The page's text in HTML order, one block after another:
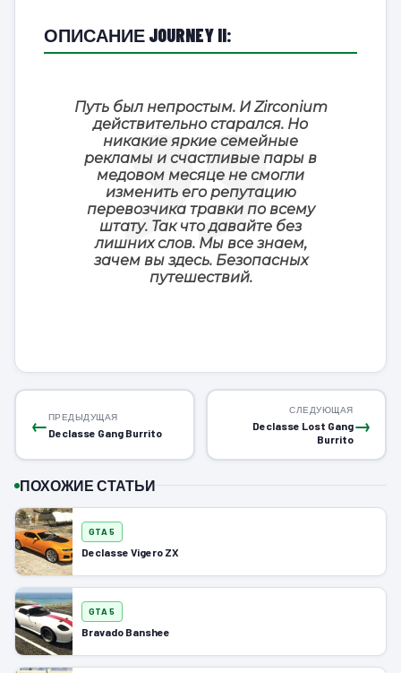
ОПИСАНИЕ JOURNEY II:
Путь был непростым. И Zirconium
действительно старался. Но
никакие яркие семейные
рекламы и счастливые пары в
медовом месяце не смогли
изменить его репутацию
перевозчика травки по всему
штату. Так что давайте без
лишних слов. Мы все знаем,
зачем вы здесь. Безопасных
путешествий.
←ПРЕДЫДУЩАЯ
Declasse Gang Burrito →
СЛЕДУЮЩАЯ
Declasse Lost Gang
Burrito
ПОХОЖИЕ СТАТЬИ
GTA 5
Declasse Vigero ZX
GTA 5
Bravado Banshee